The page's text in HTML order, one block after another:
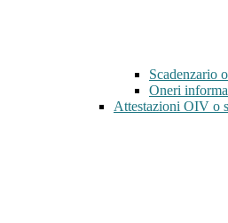
Scadenzario
Oneri
Attestazioni OIV o